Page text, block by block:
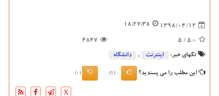
1398/04/12
18:27:38
5.0
/ 5
4847
تگهای خبر: اینترنت , دانشگاه‌
این مطلب را می پسندید؟ (1)
(0)
X